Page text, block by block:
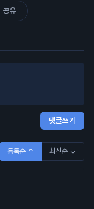
공유
댓글쓰기
등록순 ↑ 최신순 ↓